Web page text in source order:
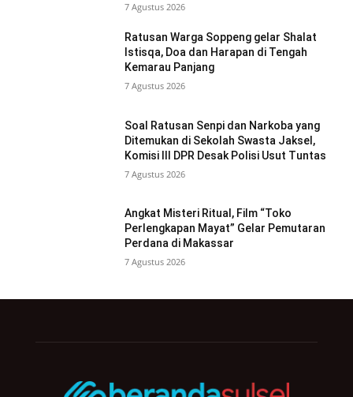
7 Agustus 2026
Ratusan Warga Soppeng gelar Shalat
Istisqa, Doa dan Harapan di Tengah
Kemarau Panjang
7 Agustus 2026
Soal Ratusan Senpi dan Narkoba yang
Ditemukan di Sekolah Swasta Jaksel,
Komisi III DPR Desak Polisi Usut Tuntas
7 Agustus 2026
Angkat Misteri Ritual, Film “Toko
Perlengkapan Mayat” Gelar Pemutaran
Perdana di Makassar
7 Agustus 2026